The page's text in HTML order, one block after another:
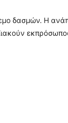
δασμών. Η